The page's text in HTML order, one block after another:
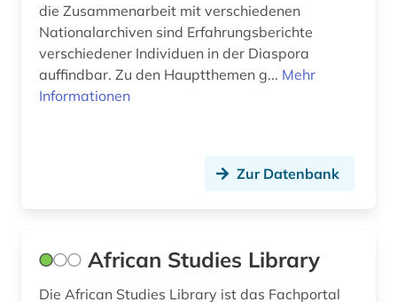
fernando pessoa (1)
fernsehen (2)
fid asien (4)
fid ost-, ostmittel- und südosteuropa (1)
die Zusammenarbeit mit verschiedenen
Nationalarchiven sind Erfahrungsberichte
verschiedener Individuen in der Diaspora
auffindbar. Zu den Hauptthemen g... Mehr
Informationen
Zur Datenbank
African Studies Library
Die African Studies Library ist das Fachportal